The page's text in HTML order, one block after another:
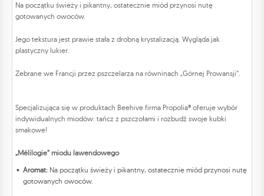
Na początku świeży i pikantny, ostatecznie miód przynosi nutę
gotowanych owoców.
Jego tekstura jest prawie stała z drobną krystalizacją. Wygląda jak
plastyczny lukier.
Zebrane we Francji przez pszczelarza na równinach „Górnej Prowansji”.
Specjalizująca się w produktach Beehive firma Propolia® oferuje wybór
indywidualnych miodów: tańcz z pszczołami i rozbudź swoje kubki
smakowe!
„Mélilogie” miodu lawendowego
Aromat: Na początku świeży i pikantny, ostatecznie miód przynosi nutę
gotowanych owoców.